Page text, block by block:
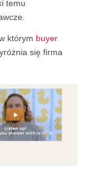
temu
którym buyer
się firma